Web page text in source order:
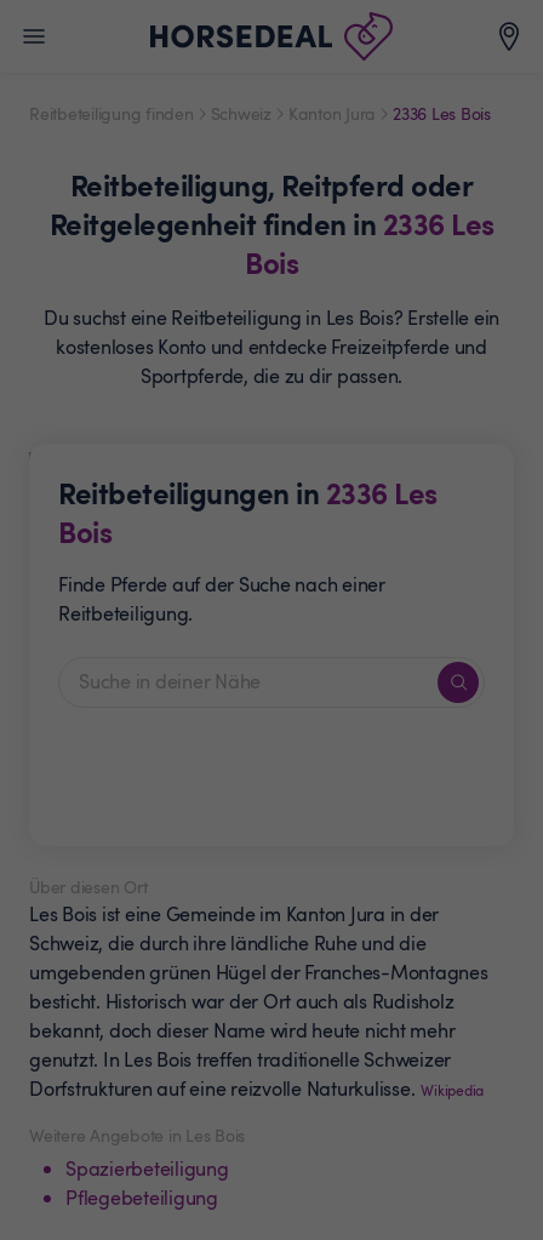
Reitbeteiligung finden Schweiz Kanton Jura 2336 Les Bois
Reitbeteiligung, Reitpferd oder
Reitgelegenheitfinden in 2336 Les
Bois
Du suchst eine Reitbeteiligung in Les Bois? Erstelle ein
kostenloses Konto und entdecke Freizeitpferde und
Sportpferde, die zu dir passen.
Reitbeteiligungen in 2336 Les
Bois
Finde Pferde auf der Suche nach einer
Reitbeteiligung.
Weitere Angebote in Les Bois
Spazierbeteiligung
Pflegebeteiligung
Über diesen Ort
Les Bois ist eine Gemeinde im Kanton Jura in der
Schweiz, die durch ihre ländliche Ruhe und die
umgebenden grünen Hügel der Franches-Montagnes
besticht. Historisch war der Ort auch als Rudisholz
bekannt, doch dieser Name wird heute nicht mehr
genutzt. In Les Bois treffen traditionelle Schweizer
Dorfstrukturen auf eine reizvolle Naturkulisse. Wikipedia